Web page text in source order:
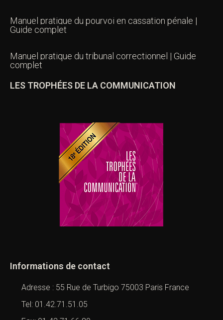
Manuel pratique du pourvoi en cassation pénale |
Guide complet
Manuel pratique du tribunal correctionnel | Guide
complet
LES TROPHÉES DE LA COMMUNICATION
Informations de contact
Adresse : 55 Rue de Turbigo 75003 Paris France
Tel: 01.42.71.51.05